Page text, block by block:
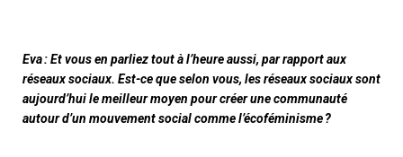
Eva : Et vous en parliez tout à l’heure aussi, par rapport aux
réseaux sociaux. Est-ce que selon vous, les réseaux sociaux sont
aujourd’hui le meilleur moyen pour créer une communauté
autour d’un mouvement social comme l’écoféminisme ?